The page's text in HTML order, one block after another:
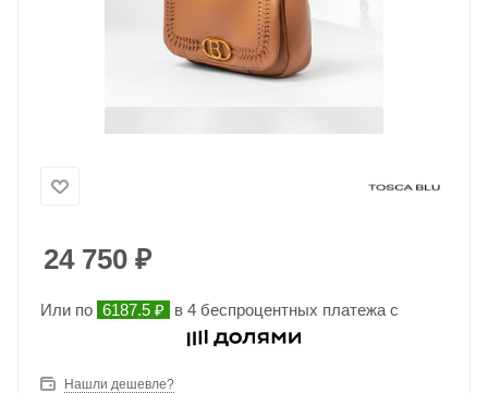
24 750 ₽
Или по 6187.5 ₽ в 4 беспроцентных платежа с
Нашли дешевле?